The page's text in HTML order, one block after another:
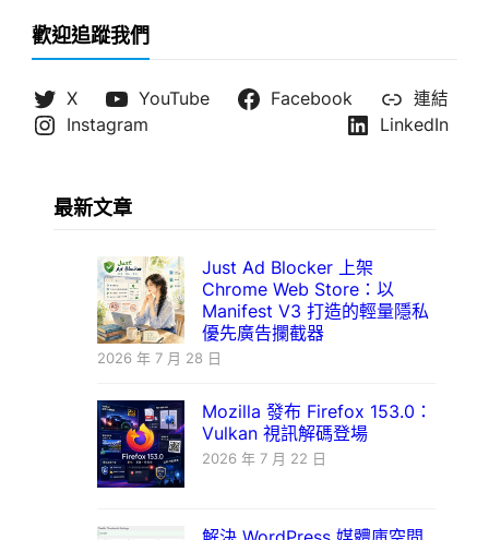
歡迎追蹤我們
X YouTube Facebook
連結
Instagram
LinkedIn
最新文章
Just Ad Blocker 上架
Chrome Web Store：以
Manifest V3 打造的輕量隱私
優先廣告攔截器
2026 年 7 月 28 日
Mozilla 發布 Firefox 153.0：
Vulkan 視訊解碼登場
2026 年 7 月 22 日